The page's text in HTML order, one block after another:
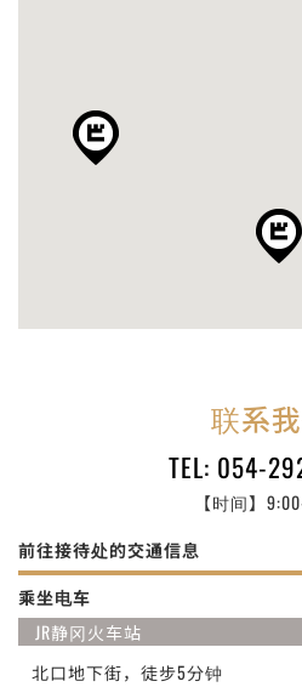
联系
TEL: 054-
【时间】
前往接待处的交通信息
乘坐电车
JR静冈火车站
北口地下街，徒步5分钟